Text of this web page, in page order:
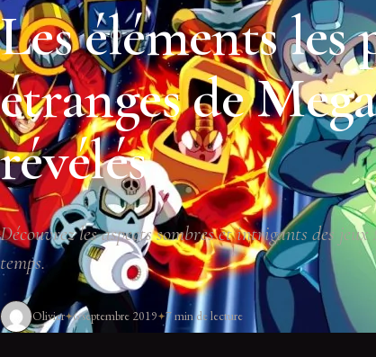
Les éléments les
étranges de
révélés
Découvrez les aspects sombres et intrigants des
temps.
Olivier 6 septembre 2019 7 min de lecture